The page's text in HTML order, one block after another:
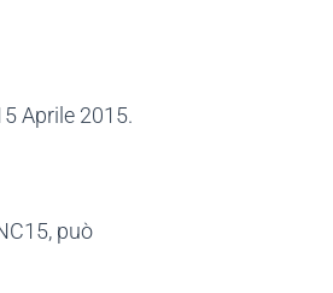
Aprile 2015.
può